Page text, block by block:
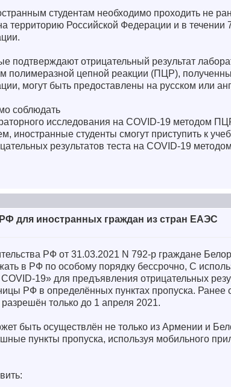
студентам необходимо проходить не
территорию Российской Федерации и в течении
подтверждают отрицательный результат
полимеразной цепной реакции (ПЦР),
могут быть предоставлены на русском или
соблюдать
исследования на COVID-19 методом
иностранные студенты смогут приступить к
результатов теста на COVID-19
для иностранных граждан из стран ЕАЭС
РФ от 31.03.2021 N 792-р граждане
в РФ по особому порядку бессрочно, С
19» для предъявления отрицательных
РФ в определённых пунктах пропуска. Ранее
только до 1 апреля 2021.
быть осуществлён не только из Армении и
пункты пропуска, используя мобильного